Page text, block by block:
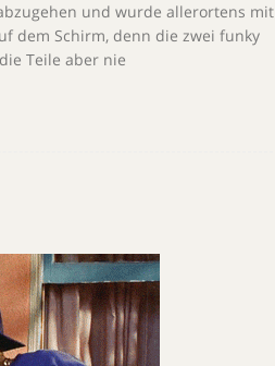
und wurde allerortens mit
dem Schirm, denn die zwei funky
Teile aber nie